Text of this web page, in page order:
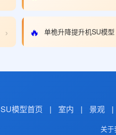
› 🔥 单桅升降提升机SU模型
SU模型首页
| 室内 | 景观 |
关于